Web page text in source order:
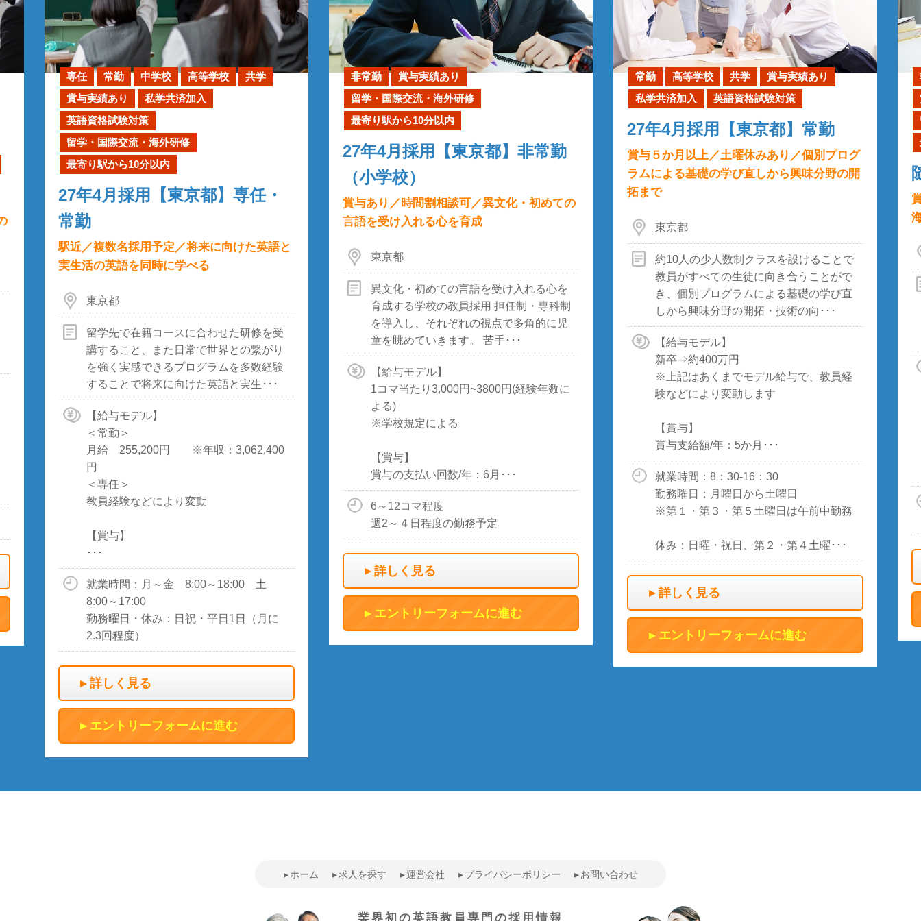
専任 常勤 中学校 高等学校
共学
賞与実績あり
私学共済加入
英語資格試験対策
留学・国際交流・海外研修
最寄り駅から10分以内
27年4月採用【東京都】専任・
常勤
駅近／複数名採用予定／将来に向けた英語と
実生活の英語を同時に学べる
東京都
留学先で在籍コースに合わせた研修を受
講すること、また日常で世界との繋がり
を強く実感できるプログラムを多数経験
することで将来に向けた英語と実生･･･
【給与モデル】
＜常勤＞
月給 255,200円 ※年収：3,062,400
円
＜専任＞
教員経験などにより変動
【賞与】
･･･
就業時間：月～金 8:00～18:00 土
8:00～17:00
勤務曜日・休み：日祝・平日1日（月に
2.3回程度）
詳しく見る
エントリーフォームに進む
非常勤
賞与実績あり
留学・国際交流・海外研修
最寄り駅から10分以内
27年4月採用【東京都】非常勤
（小学校）
賞与あり／時間割相談可／異文化・初めての
言語を受け入れる心を育成
東京都
異文化・初めての言語を受け入れる心を
育成する学校の教員採用 担任制・専科制
を導入し、それぞれの視点で多角的に児
童を眺めていきます。 苦手･･･
【給与モデル】
1コマ当たり3,000円~3800円(経験年数に
よる)
※学校規定による
【賞与】
賞与の支払い回数/年：6月･･･
6～12コマ程度
週2～４日程度の勤務予定
詳しく見る
エントリーフォームに進む
常勤 高等学校 共学
賞与実績あり
私学共済加入
英語資格試験対策
27年4月採用【東京都】常勤
賞与５か月以上／土曜休みあり／個別プログ
ラムによる基礎の学び直しから興味分野の開
拓まで
東京都
約10人の少人数制クラスを設けることで
教員がすべての生徒に向き合うことがで
き、個別プログラムによる基礎の学び直
しから興味分野の開拓・技術の向･･･
【給与モデル】
新卒⇒約400万円
※上記はあくまでモデル給与で、教員経
験などにより変動します
【賞与】
賞与支給額/年：5か月･･･
就業時間：8：30-16：30
勤務曜日：月曜日から土曜日
※第１・第３・第５土曜日は午前中勤務
休み：日曜・祝日、第２・第４土曜･･･
詳しく見る
エントリーフォームに進む
ホーム 求人を探す 運営会社 プライバシーポリシー お問い合わせ
業界初の英語教員専門の採用情報